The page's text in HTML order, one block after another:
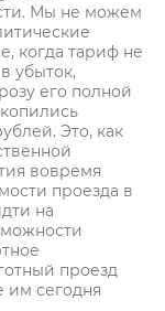
Мы не можем
когда тариф не
убыток,
его полной
Это, как
вовремя
проезда в
на
проезд
им сегодня